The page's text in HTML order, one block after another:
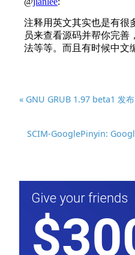
« GNU GRUB 1.97 beta1 发布
SCIM-GooglePinyin: